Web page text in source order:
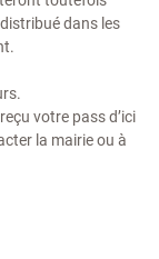
dans les
votre pass d’ici
la mairie ou à